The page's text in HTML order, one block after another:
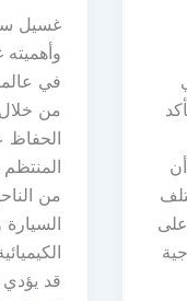
على
غسيل
في
من
الحفاظ
من
السيارة
قد يؤدي